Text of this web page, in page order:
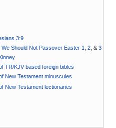
3:9
We Should Not Passover Easter 1
,2 , &3
TR/KJV based foreign bibles
New Testament minuscules
New Testament lectionaries